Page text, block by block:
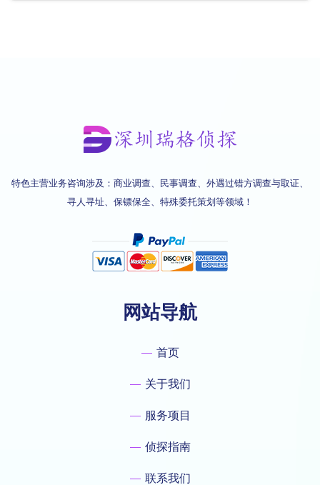
特色主营业务咨询涉及：商业调查、民事调查、外遇过错方调查与取证、
寻人寻址、保镖保全、特殊委托策划等领域！
网站导航
首页
关于我们
服务项目
侦探指南
联系我们